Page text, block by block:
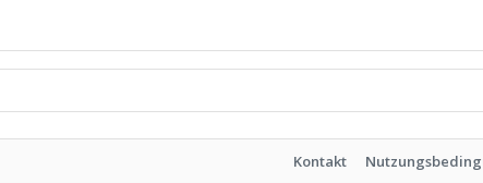
Kontakt